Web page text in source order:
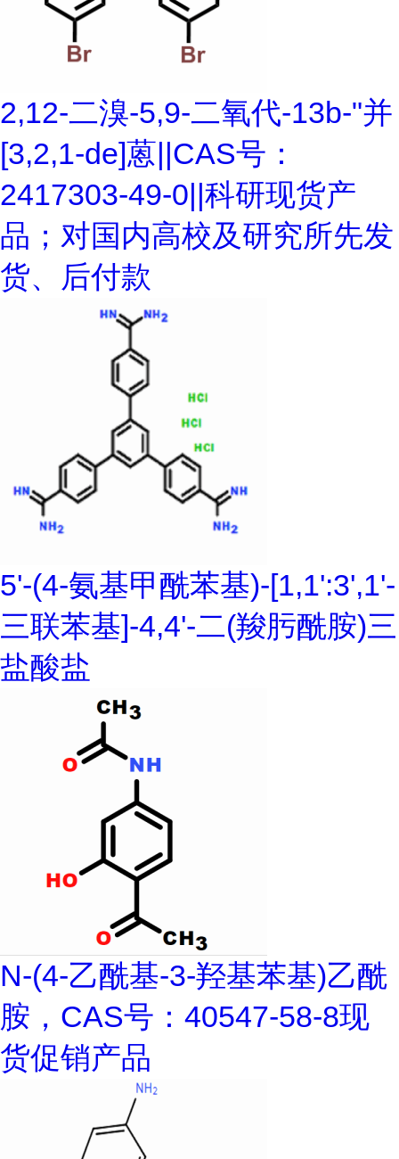
2,12-二溴-5,9-二氧代-13b-"并
[3,2,1-de]蒽||CAS号：
2417303-49-0||科研现货产
品；对国内高校及研究所先发
货、后付款
5'-(4-氨基甲酰苯基)-[1,1':3',1'-
三联苯基]-4,4'-二(羧肟酰胺)三
盐酸盐
N-(4-乙酰基-3-羟基苯基)乙酰
胺，CAS号：40547-58-8现
货促销产品